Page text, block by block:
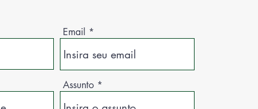
Email
Assunto